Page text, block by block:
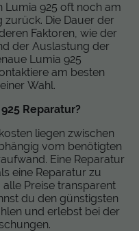
Lumia 925 oft noch am
Die Dauer der
Faktoren, wie der
der Auslastung der
Lumia 925
am besten
Wahl.
Reparatur?
liegen zwischen
vom benötigten
Eine Reparatur
eine Reparatur zu
Preise transparent
du den günstigsten
und erlebst bei der